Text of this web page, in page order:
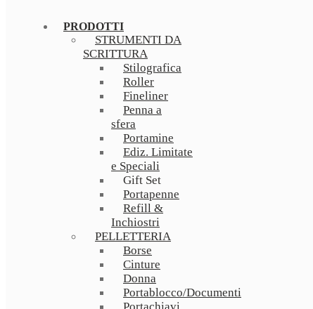
PRODOTTI
STRUMENTI DA
SCRITTURA
Stilografica
Roller
Fineliner
Penna a
sfera
Portamine
Ediz. Limitate
e Speciali
Gift Set
Portapenne
Refill &
Inchiostri
PELLETTERIA
Borse
Cinture
Donna
Portablocco/Documenti